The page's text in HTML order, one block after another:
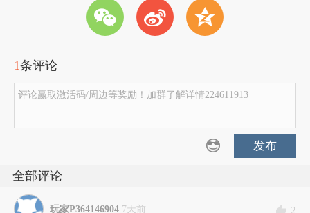
w t z
1条评论
评论赢取激活码/周边等奖励！加群了解详情224611913
发布
全部评论
玩家P364146904 7天前 2